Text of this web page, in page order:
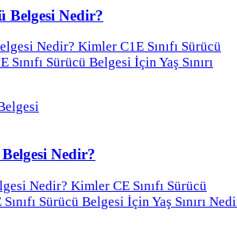
Belgesi Nedir?
Nedir? Kimler C1E Sınıfı Sürücü
Sürücü Belgesi İçin Yaş Sınırı
Belgesi Nedir?
Nedir? Kimler CE Sınıfı Sürücü
Sürücü Belgesi İçin Yaş Sınırı